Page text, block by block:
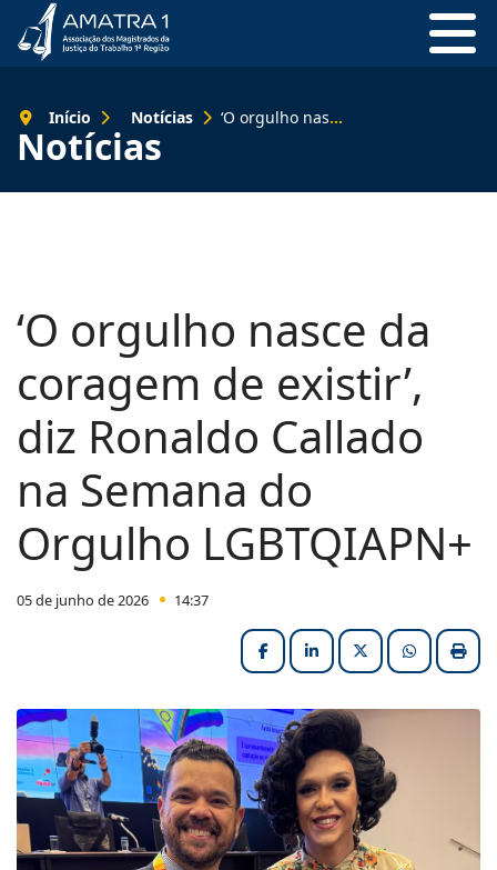
Notícias
Início Notícias ‘O orgulho nasce da coragem de existir’, diz Ronaldo Callado na Semana do Orgulho LGBTQIAPN+
‘O orgulho nasce da
coragem de existir’,
diz Ronaldo Callado
na Semana do
Orgulho LGBTQIAPN+
05 de junho de 2026 14:37
FacebookLinkedInX (formerly